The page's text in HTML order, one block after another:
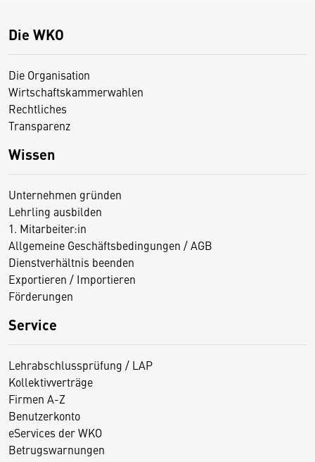
Die WKO
Die Organisation
Wirtschaftskammerwahlen
Rechtliches
Transparenz
Wissen
Unternehmen gründen
Lehrling ausbilden
1. Mitarbeiter:in
Allgemeine Geschäftsbedingungen / AGB
Dienstverhältnis beenden
Exportieren / Importieren
Förderungen
Service
Lehrabschlussprüfung / LAP
Kollektivverträge
Firmen A-Z
Benutzerkonto
eServices der WKO
Betrugswarnungen